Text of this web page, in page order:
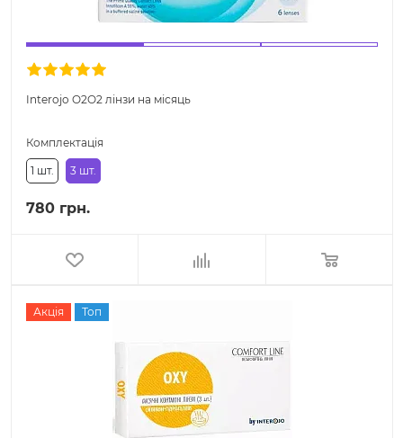
Interojo O2O2 лінзи на місяць
Комплектація
1 шт. 3 шт.
780 грн.
Акція Топ